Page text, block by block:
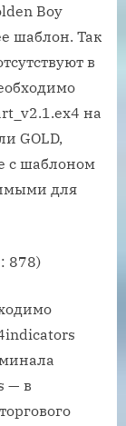
Boy
шаблон. Так
в
на
GOLD,
с шаблоном
для
878)
— в